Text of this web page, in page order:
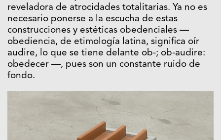
reveladora de atrocidades totalitarias. Ya no es
necesario ponerse a la escucha de estas
construcciones y estéticas obedenciales —
obediencia, de etimología latina, significa oír
audire, lo que se tiene delante ob-; ob-audire:
obedecer —, pues son un constante ruido de
fondo.